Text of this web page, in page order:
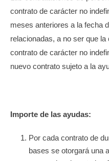
contrato de carácter no
meses anteriores a la fecha
relacionadas, a no ser que
contrato de carácter no
nuevo contrato sujeto a la
Importe de las ayudas:
Por cada contrato de
bases se otorgará una